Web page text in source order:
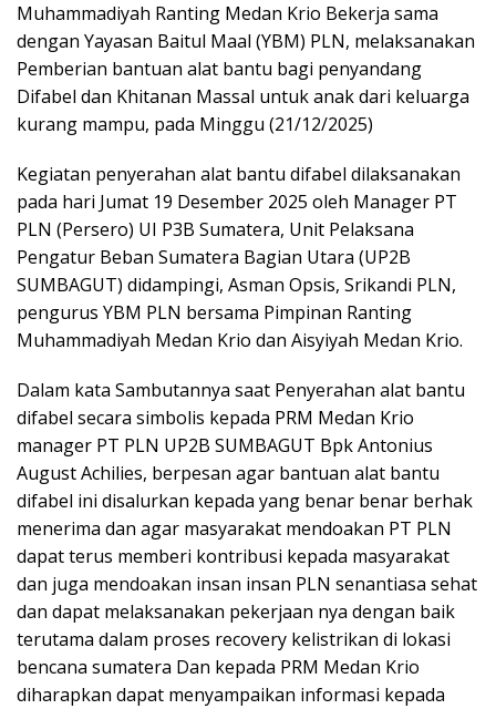
Muhammadiyah Ranting Medan Krio Bekerja sama
dengan Yayasan Baitul Maal (YBM) PLN, melaksanakan
Pemberian bantuan alat bantu bagi penyandang
Difabel dan Khitanan Massal untuk anak dari keluarga
kurang mampu, pada Minggu (21/12/2025)
Kegiatan penyerahan alat bantu difabel dilaksanakan
pada hari Jumat 19 Desember 2025 oleh Manager PT
PLN (Persero) UI P3B Sumatera, Unit Pelaksana
Pengatur Beban Sumatera Bagian Utara (UP2B
SUMBAGUT) didampingi, Asman Opsis, Srikandi PLN,
pengurus YBM PLN bersama Pimpinan Ranting
Muhammadiyah Medan Krio dan Aisyiyah Medan Krio.
Dalam kata Sambutannya saat Penyerahan alat bantu
difabel secara simbolis kepada PRM Medan Krio
manager PT PLN UP2B SUMBAGUT Bpk Antonius
August Achilies, berpesan agar bantuan alat bantu
difabel ini disalurkan kepada yang benar benar berhak
menerima dan agar masyarakat mendoakan PT PLN
dapat terus memberi kontribusi kepada masyarakat
dan juga mendoakan insan insan PLN senantiasa sehat
dan dapat melaksanakan pekerjaan nya dengan baik
terutama dalam proses recovery kelistrikan di lokasi
bencana sumatera Dan kepada PRM Medan Krio
diharapkan dapat menyampaikan informasi kepada